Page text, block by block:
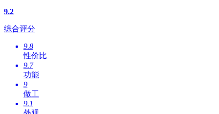
9.2
综合评分
9.8
性价比
9.7
功能
9
做工
9.1